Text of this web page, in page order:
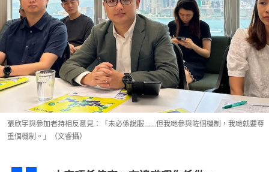
張欣宇與參加者持相反意見：「未必係說服……但我哋參與咗個機制，我哋就要尊
重個機制。」（文睿攝）